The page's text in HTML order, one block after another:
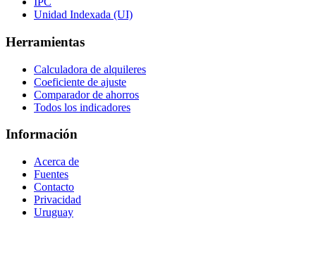
Unidad Indexada (UI)
Herramientas
Calculadora de alquileres
Coeficiente de ajuste
Comparador de ahorros
Todos los indicadores
Información
Acerca de
Fuentes
Contacto
Privacidad
Uruguay